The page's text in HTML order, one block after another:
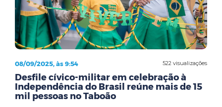
522 visualizações
08/09/2025, às 9:54
Desfile cívico-militar em celebração à
Independência do Brasil reúne mais de 15
mil pessoas no Taboão